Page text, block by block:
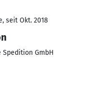
seit Okt. 2018
GmbH